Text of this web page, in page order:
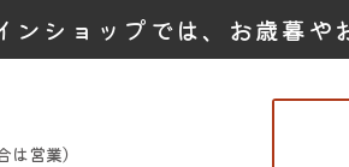
ショップでは、お歳暮や
営業）